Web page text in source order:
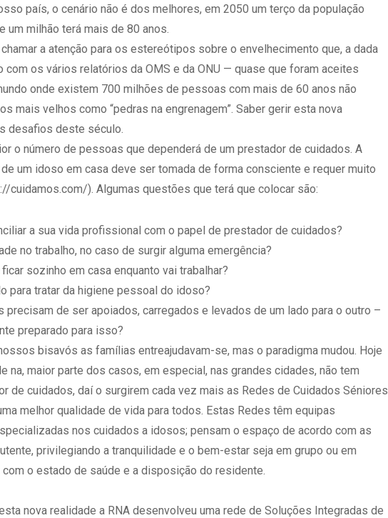
país, o cenário não é dos melhores, em 2050 um terço da população
um milhão terá mais de 80 anos.
a atenção para os estereótipos sobre o envelhecimento que, a dada
com os vários relatórios da OMS e da ONU — quase que foram aceites
onde existem 700 milhões de pessoas com mais de 60 anos não
mais velhos como “pedras na engrenagem”. Saber gerir esta nova
desafios deste século.
o número de pessoas que dependerá de um prestador de cuidados. A
um idoso em casa deve ser tomada de forma consciente e requer muito
cuidamos.com/). Algumas questões que terá que colocar são:
a sua vida profissional com o papel de prestador de cuidados?
no trabalho, no caso de surgir alguma emergência?
sozinho em casa enquanto vai trabalhar?
para tratar da higiene pessoal do idoso?
precisam de ser apoiados, carregados e levados de um lado para o outro –
preparado para isso?
bisavós as famílias entreajudavam-se, mas o paradigma mudou. Hoje
na, maior parte dos casos, em especial, nas grandes cidades, não tem
de cuidados, daí o surgirem cada vez mais as Redes de Cuidados Séniores
melhor qualidade de vida para todos. Estas Redes têm equipas
nos cuidados a idosos; pensam o espaço de acordo com as
privilegiando a tranquilidade e o bem-estar seja em grupo ou em
o estado de saúde e a disposição do residente.
nova realidade a RNA desenvolveu uma rede de Soluções Integradas de